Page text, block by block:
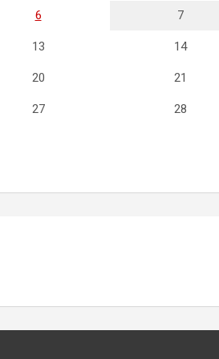
6 7
13 14
20 21
27 28